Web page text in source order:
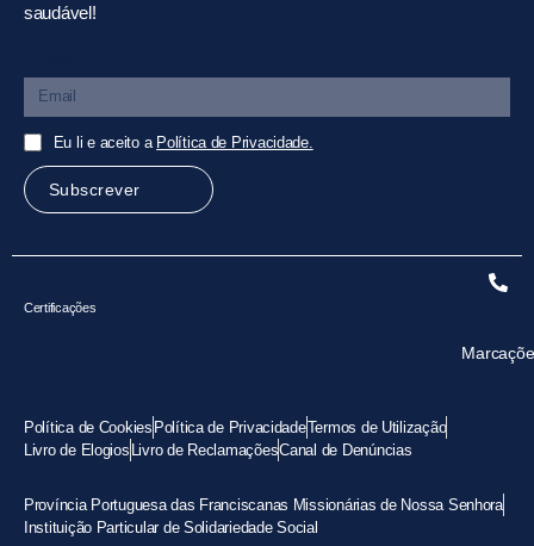
saudável!
Eu li e aceito a Política de Privacidade.
Subscrever
Certificações
Política de Cookies Política de PrivacidadeTermos de Utilização
Livro de Elogios Livro de ReclamaçõesCanal de Denúncias
Província Portuguesa das Franciscanas Missionárias de Nossa Senhora
Instituição Particular de Solidariedade Social